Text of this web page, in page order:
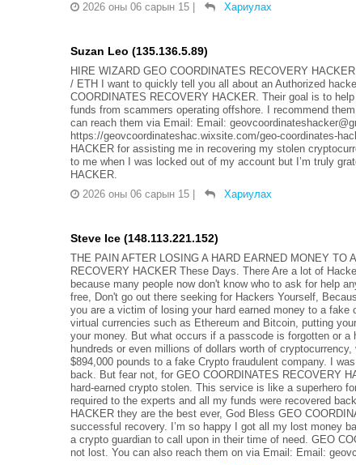
2026 оны 06 сарын 15
Хариулах
Suzan Leo (135.136.5.89)
HIRE WIZARD GEO COORDINATES RECOVERY
/ ETH I want to quickly tell you all about an Authorized
COORDINATES RECOVERY HACKER. Their goal is to
funds from scammers operating offshore. I recommend
can reach them via Email: Email:
https://geovcoordinateshac.wixsite.com/geo-coordinates-
HACKER for assisting me in recovering my stolen
to me when I was locked out of my account but I’m truly
HACKER.
2026 оны 06 сарын 15
Хариулах
Steve Ice (148.113.221.152)
THE PAIN AFTER LOSING A HARD EARNED MONEY
RECOVERY HACKER These Days. There Are a lot of
because many people now don't know who to ask for help
free, Don't go out there seeking for Hackers Yourself,
you are a victim of losing your hard earned money to a
virtual currencies such as Ethereum and Bitcoin, putting
your money. But what occurs if a passcode is forgotten or
hundreds or even millions of dollars worth of
$894,000 pounds to a fake Crypto fraudulent company. I
back. But fear not, for GEO COORDINATES RECOVERY
hard-earned crypto stolen. This service is like a superhero
required to the experts and all my funds were recovered
HACKER they are the best ever, God Bless GEO
successful recovery. I’m so happy I got all my lost money
a crypto guardian to call upon in their time of need. GEO
not lost. You can also reach them on via Email: Email: